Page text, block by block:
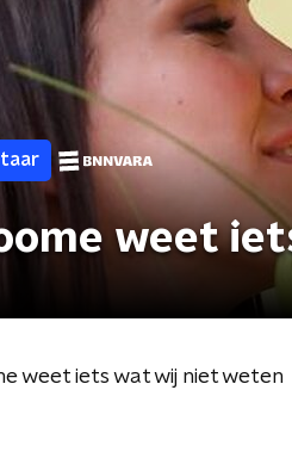
weet
weet iets wat wij niet weten